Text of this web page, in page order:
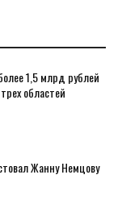
1,5 млрд рублей
областей
Жанну Немцову